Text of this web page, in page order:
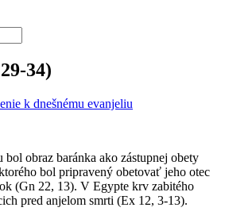
34)
k dnešnému evanjeliu
obraz baránka ako zástupnej obety
bol pripravený obetovať jeho otec
(Gn 22, 13). V Egypte krv zabitého
pred anjelom smrti (Ex 12, 3-13).